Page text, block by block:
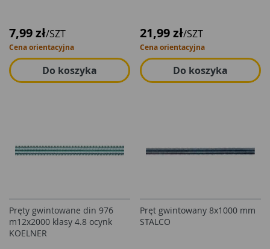
7,99 zł/SZT
Cena orientacyjna
Do koszyka
21,99 zł/SZT
Cena orientacyjna
Do koszyka
Pręty gwintowane din 976
m12x2000 klasy 4.8 ocynk
KOELNER
Pręt gwintowany 8x1000 mm
STALCO